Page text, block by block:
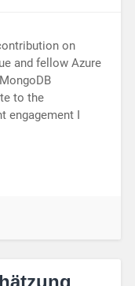
on
and fellow Azure
to the
engagement I